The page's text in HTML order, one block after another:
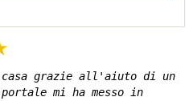
casa grazie all'aiuto di un
mi ha messo in